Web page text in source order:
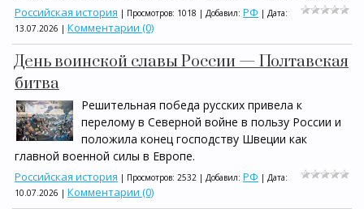
Российская история | Просмотров: 1018 | Добавил: РФ | Дата:
13.07.2026 | Комментарии (0)
День воинской славы России — Полтавская
битва
Решительная победа русских привела к
перелому в Северной войне в пользу России и
положила конец господству Швеции как
главной военной силы в Европе.
Российская история | Просмотров: 2532 | Добавил: РФ | Дата:
10.07.2026 | Комментарии (0)